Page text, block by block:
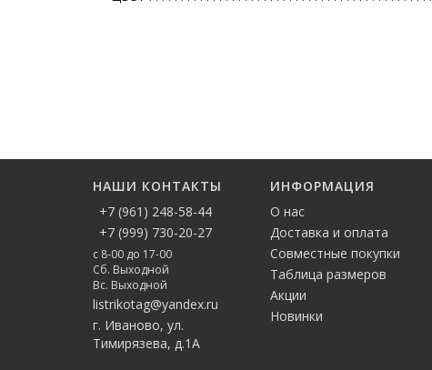
НАШИ КОНТАКТЫ
+7 (961) 248-58-44
+7 (999) 730-20-27
с 8-00 до 17-00
Сб. Выходной
Вс. Выходной
listrikotag@yandex.ru
г. Иваново, ул.
Тимирязева, д.1А
ИНФОРМАЦИЯ
О нас
Доставка и оплата
Совместные покупки
Таблица размеров
Акции
Новинки